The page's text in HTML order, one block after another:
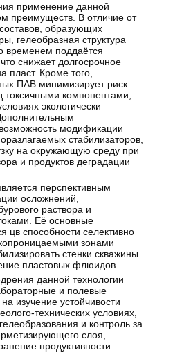
применение данной
преимуществ. В отличие от
образующих
гелеобразная структура
временем поддаётся
снижает долгосрочное
пласт. Кроме того,
ПАВ минимизирует риск
токсичными компонентами,
экологически
модификации
стабилизаторов,
на окружающую среду при
и продуктов деградации
перспективным
осложнений,
раствора и
Её основные
цв способности селективно
зонами
стенки скважины
пластовых флюидов.
данной технологии
и полевые
изучение устойчивости
технических условиях,
и контроль за
слоя,
продуктивности